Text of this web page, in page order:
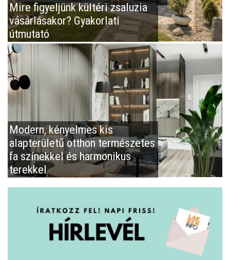
Mire figyeljünk kültéri zsaluzia
vásárlásakor? Gyakorlati
útmutató
Modern, kényelmes kis
alapterületű otthon természetes
fa színekkel és harmonikus
terekkel